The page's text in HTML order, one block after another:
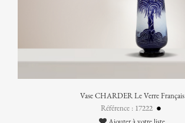
Vase CHARDER Le Verre Français
Référence : 17222